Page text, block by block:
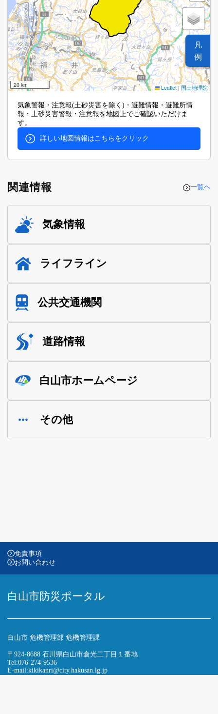
凡
例
20 km Leaflet | 国土地理院
気象警報・注意報(土砂災害を除く)・避難情報・避難所情
報・土砂災害警報・注意報を地図上でご確認いただけま
す。
詳しい地図情報はこちらをクリック
関連情報 一覧ヘ
気象情報
ライフライン
公共交通機関
道路情報
白山市ホームページ
その他
免責事項
お問い合わせ
白山市防災ポータル
白山市 危機管理部 危機管理課
〒924-8688 石川県白山市倉光二丁目１番地
Tel:076-274-9536
E-mail:kikikanri@city.hakusan.lg.jp